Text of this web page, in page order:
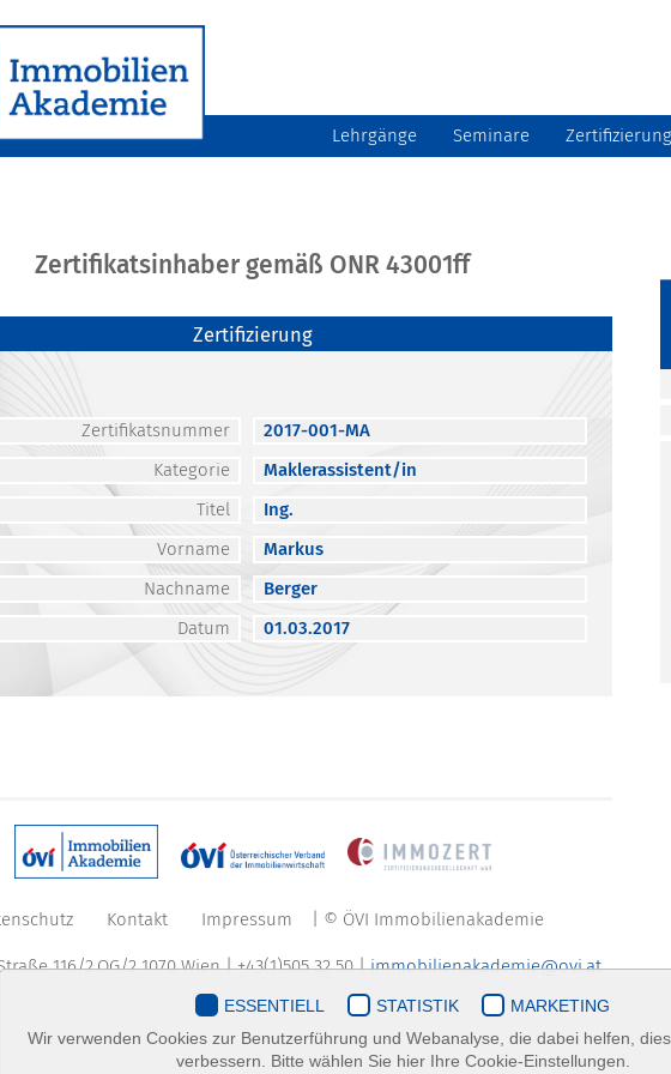
Lehrgänge Seminare Zertifizierung
Zertifikatsinhaber gemäß ONR 43001ff
Zertifizierung
Zertifikatsnummer
2017-001-MA
Kategorie
Maklerassistent/in
Titel
Ing.
Vorname
Markus
Nachname
Berger
Datum
01.03.2017
Kontakt Impressum | © ÖVI Immobilienakademie
116/2.OG/2 1070 Wien | +43(1)505 32 50 |immobilienakademie@ovi.at
ESSENTIELL STATISTIK
MARKETING
Wir verwenden Cookies zur Benutzerführung und Webanalyse, die dabei helfen,
verbessern. Bitte wählen Sie hier Ihre Cookie-Einstellungen.